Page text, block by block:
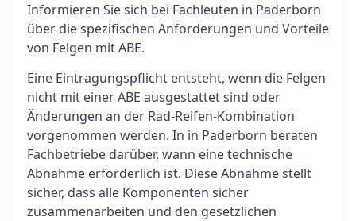
Informieren Sie sich bei Fachleuten in Paderborn
über die spezifischen Anforderungen und Vorteile
von Felgen mit ABE.
Eine Eintragungspflicht entsteht, wenn die Felgen
nicht mit einer ABE ausgestattet sind oder
Änderungen an der Rad-Reifen-Kombination
vorgenommen werden. In in Paderborn beraten
Fachbetriebe darüber, wann eine technische
Abnahme erforderlich ist. Diese Abnahme stellt
sicher, dass alle Komponenten sicher
zusammenarbeiten und den gesetzlichen